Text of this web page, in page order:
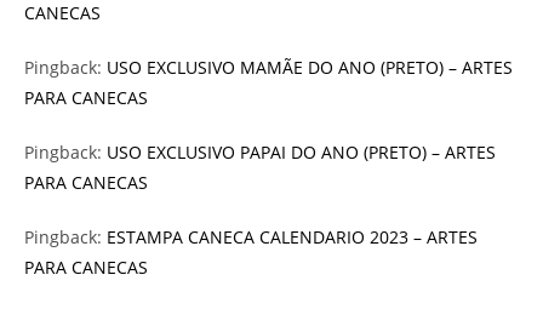
CANECAS
Pingback: USO EXCLUSIVO MAMÃE DO ANO (PRETO) – ARTES
PARA CANECAS
Pingback: USO EXCLUSIVO PAPAI DO ANO (PRETO) – ARTES
PARA CANECAS
Pingback: ESTAMPA CANECA CALENDARIO 2023 – ARTES
PARA CANECAS